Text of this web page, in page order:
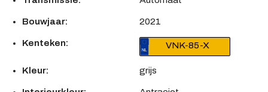
Bouwjaar: 2021
Kenteken: VNK-85-X
Kleur: grijs